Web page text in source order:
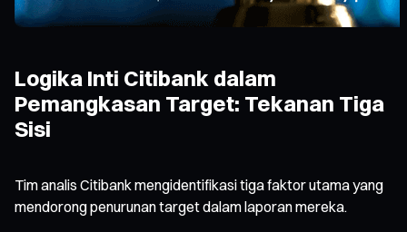
Logika Inti Citibank dalam
Pemangkasan Target: Tekanan Tiga
Sisi
Tim analis Citibank mengidentifikasi tiga faktor utama yang
mendorong penurunan target dalam laporan mereka.